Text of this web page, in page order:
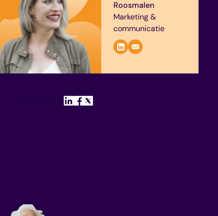
Roosmalen
Marketing &
communicatie